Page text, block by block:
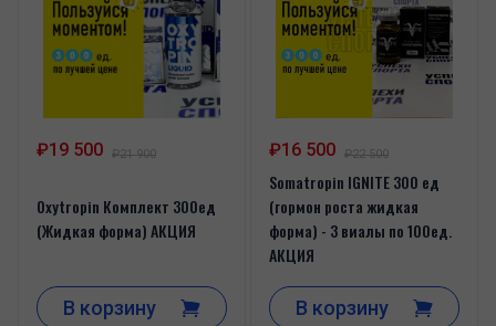
₽19 500 ₽21 900
Oxytropin Комплект 300ед
(Жидкая форма) АКЦИЯ
В корзину
₽16 500 ₽22 500
Somatropin IGNITE 300 ед
(гормон роста жидкая
форма) - 3 виалы по 100ед.
АКЦИЯ
В корзину